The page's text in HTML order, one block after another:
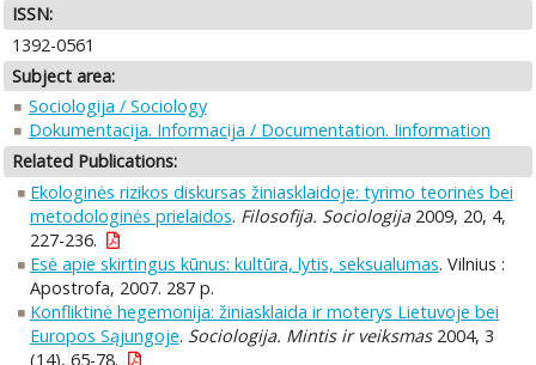
ISSN:
1392-0561
Subject area:
Sociologija / Sociology
Dokumentacija. Informacija / Documentation. Iinformation
Related Publications:
Ekologinės rizikos diskursas žiniasklaidoje: tyrimo teorinės bei
metodologinės prielaidos. Filosofija. Sociologija2009, 20, 4,
227-236.
Esė apie skirtingus kūnus: kultūra, lytis, seksualumas. Vilnius :
Apostrofa, 2007. 287 p.
Konfliktinė hegemonija: žiniasklaida ir moterys Lietuvoje bei
Europos Sąjungoje. Sociologija. Mintis ir veiksmas2004, 3
(14), 65-78.